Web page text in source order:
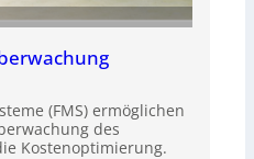
(FMS) ermöglichen
des
Kostenoptimierung.